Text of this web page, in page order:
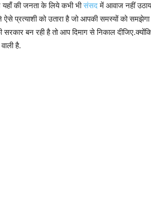
यहाँ की जनता के लिये कभी भीसंसदमें आवाज नहीं
ऐसे प्रत्याशी को उतारा है जो आपकी समस्यों को
सरकार बन रही है तो आप दिमाग से निकाल
है.